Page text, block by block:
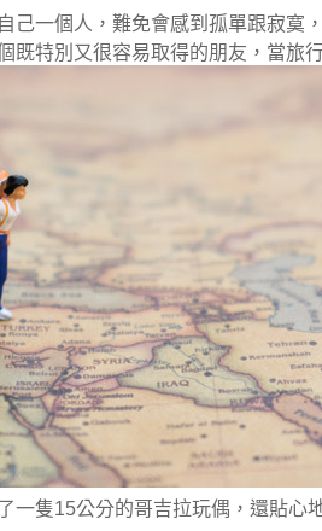
己一個人，難免會感到孤單跟寂寞
既特別又很容易取得的朋友，當旅
一隻15公分的哥吉拉玩偶，還貼